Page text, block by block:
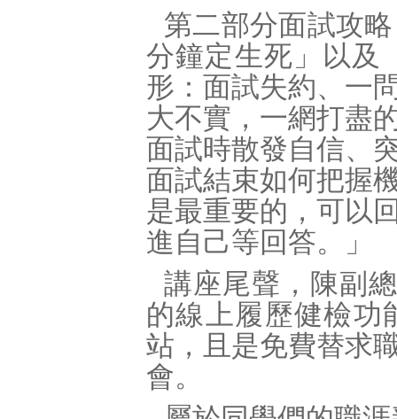
第二部分面試攻
分鐘定生死」以及
形：面試失約、一
大不實，一網打盡
面試時散發自信、
面試結束如何把握
是最重要的，可以
進自己等回答。」
講座尾聲，陳副
的線上履歷健檢功
站，且是免費替求
會。